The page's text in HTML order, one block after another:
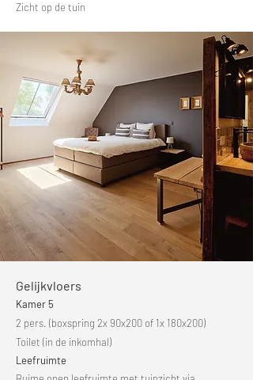
Zicht op de tuin
Gelijkvloers
Kamer 5
2 pers. (boxspring 2x 90x200 of 1x 180x200)
Toilet (in de inkomhal)
Leefruimte